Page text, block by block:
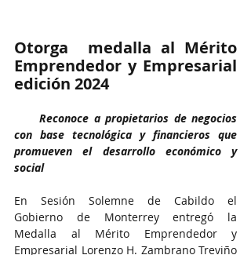
Otorga  medalla al Mérito
Emprendedor y Empresarial
edición 2024
Reconoce a propietarios de negocios
con base tecnológica y financieros que
promueven el desarrollo económico y
social
En Sesión Solemne de Cabildo el
Gobierno de Monterrey entregó la
Medalla al Mérito Emprendedor y
Empresarial Lorenzo H. Zambrano Treviño